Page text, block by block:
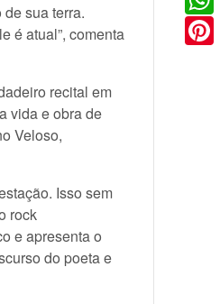
sua terra.
é atual”, comenta
recital em
vida e obra de
Veloso,
Isso sem
rock
e apresenta o
do poeta e